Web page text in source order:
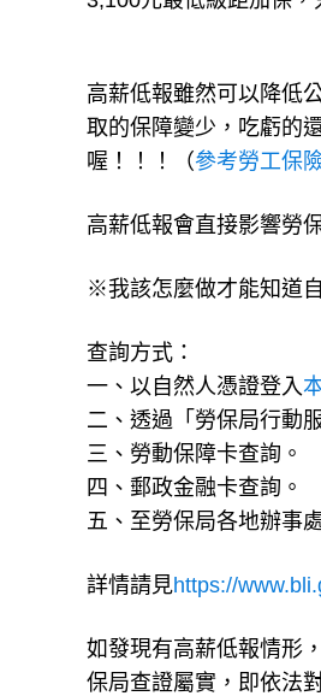
高薪低報雖然可以降低
取的保障變少，吃虧的
喔！！！（參考勞工保
高薪低報會直接影響勞
※我該怎麼做才能知道
查詢方式：
一、以自然人憑證登入
二、透過「勞保局行動
三、勞動保障卡查詢。
四、郵政金融卡查詢。
五、至勞保局各地辦事
詳情請見https://
如發現有高薪低報情形
保局查證屬實，即依法